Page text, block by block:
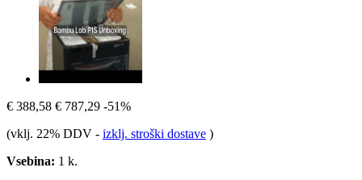
€ 388,58 € 787,29 -51%
(vklj. 22% DDV - izklj. stroški dostave )
Vsebina: 1 k.